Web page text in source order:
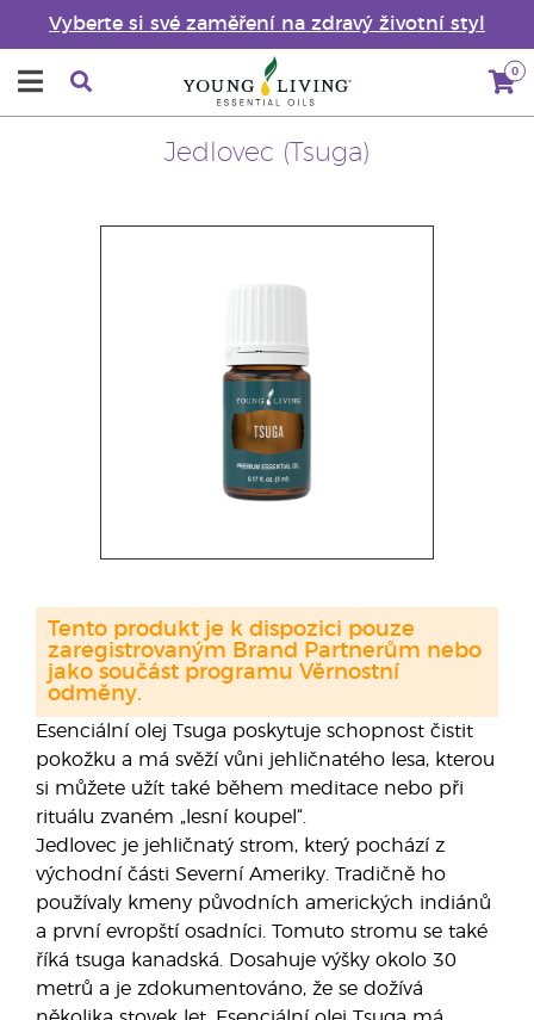
Vyberte si své zaměření na zdravý životní styl
0
Jedlovec (Tsuga)
Esenciální olej Tsuga poskytuje schopnost čistit
pokožku a má svěží vůni jehličnatého lesa, kterou
si můžete užít také během meditace nebo při
rituálu zvaném „lesní koupel“.
Jedlovec je jehličnatý strom, který pochází z
východní části Severní Ameriky. Tradičně ho
používaly kmeny původních amerických indiánů
a první evropští osadníci. Tomuto stromu se také
říká tsuga kanadská. Dosahuje výšky okolo 30
metrů a je zdokumentováno, že se dožívá
Tento produkt je k dispozici pouze
zaregistrovaným Brand Partnerům nebo
jako součást programu Věrnostní
odměny.